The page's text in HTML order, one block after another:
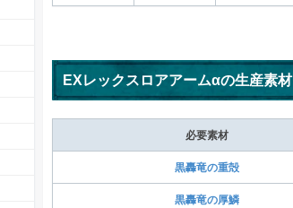
EXレックスロアアームαの生産素材
必要素材
黒轟竜の重殻
黒轟竜の厚鱗